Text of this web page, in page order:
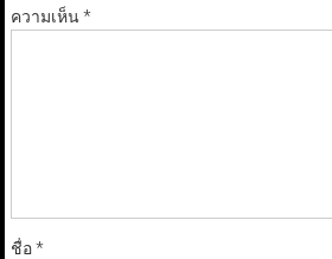
ความเห็น*
ชื่อ*